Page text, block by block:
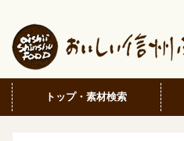
トップ・素材検索